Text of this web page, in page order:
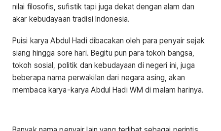
nilai filosofis, sufistik tapi juga dekat dengan alam dan
akar kebudayaan tradisi Indonesia.
Puisi karya Abdul Hadi dibacakan oleh para penyair sejak
siang hingga sore hari. Begitu pun para tokoh bangsa,
tokoh sosial, politik dan kebudayaan di negeri ini, juga
beberapa nama perwakilan dari negara asing, akan
membaca karya-karya Abdul Hadi WM di malam harinya.